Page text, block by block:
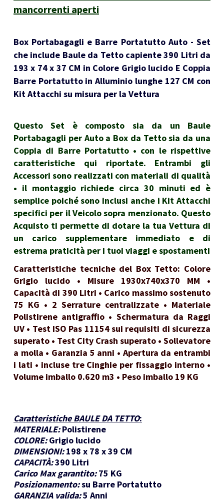
mancorrenti aperti
Box Portabagagli e Barre Portatutto Auto - Set
che include Baule da Tetto capiente 390 Litri da
193 x 74 x 37 CM in Colore Grigio lucido E Coppia
Barre Portatutto in Alluminio lunghe 127 CM con
Kit Attacchi su misura per la Vettura
Questo Set è composto sia da un Baule
Portabagagli per Auto a Box da Tetto sia da una
Coppia di Barre Portatutto • con le rispettive
caratteristiche qui riportate. Entrambi gli
Accessori sono realizzati con materiali di qualità
• il montaggio richiede circa 30 minuti ed è
semplice poiché sono inclusi anche i Kit Attacchi
specifici per il Veicolo sopra menzionato. Questo
Acquisto ti permette di dotare la tua Vettura di
un carico supplementare immediato e di
estrema praticità per i tuoi viaggi e spostamenti
Caratteristiche tecniche del Box Tetto: Colore
Grigio lucido • Misure 1930x740x370 MM •
Capacità di 390 Litri • Carico massimo sostenuto
75 KG • 2 Serrature centralizzate • Materiale
Polistirene antigraffio • Schermatura da Raggi
UV • Test ISO Pas 11154 sui requisiti di sicurezza
superato • Test City Crash superato • Sollevatore
a molla • Garanzia 5 anni • Apertura da entrambi
i lati • incluse tre Cinghie per fissaggio interno •
Volume imballo 0.620 m3 • Peso imballo 19 KG
Caratteristiche BAULE DA TETTO:
MATERIALE: Polistirene
COLORE: Grigio lucido
DIMENSIONI: 198 x 78 x 39 CM
CAPACITÀ:390 Litri
Carico Max garantito: 75 KG
Posizionamento:su Barre Portatutto
GARANZIA valida:5 Anni